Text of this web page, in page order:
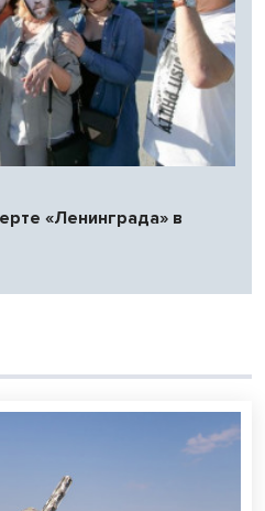
«Ленинграда» в